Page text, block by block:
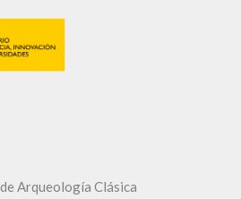
Arqueología Clásica